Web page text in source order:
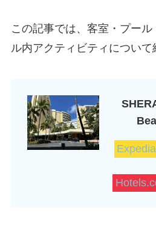
この記事では、客室・プー
ル内アクティビティについて
Expedia